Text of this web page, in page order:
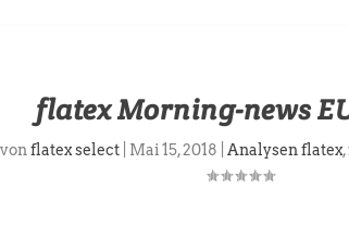
flatex Morning-news
flatex select| Mai 15, 2018 Analysen flatex,